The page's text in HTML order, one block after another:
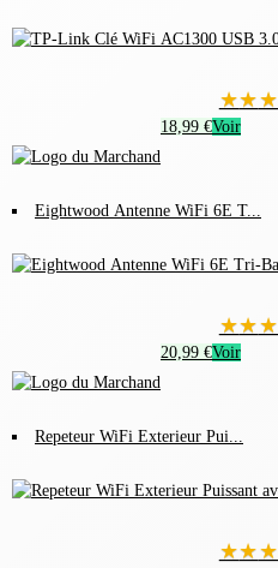
★★★
18,99 €Voir
Eightwood Antenne WiFi 6E T...
★★★
20,99 €Voir
Repeteur WiFi Exterieur Pui...
★★★